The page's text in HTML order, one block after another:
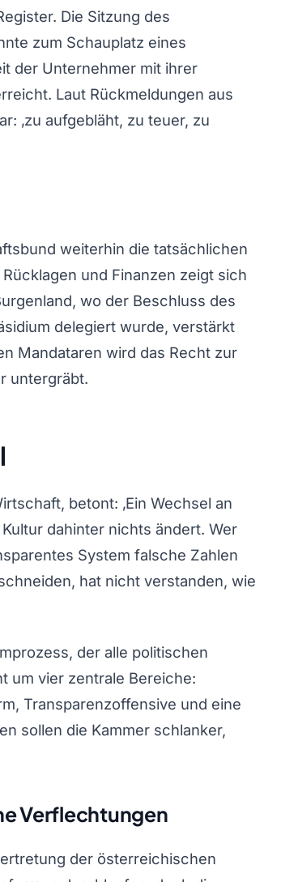
Die Sitzung des
zum Schauplatz eines
der Unternehmer mit ihrer
Laut Rückmeldungen aus
‚zu aufgebläht, zu teuer, zu
weiterhin die tatsächlichen
und Finanzen zeigt sich
wo der Beschluss des
delegiert wurde, verstärkt
Mandataren wird das Recht zur
untergräbt.
betont: ‚Ein Wechsel an
dahinter nichts ändert. Wer
System falsche Zahlen
hat nicht verstanden, wie
der alle politischen
um vier zentrale Bereiche:
Transparenzoffensive und eine
sollen die Kammer schlanker,
Verflechtungen
der österreichischen